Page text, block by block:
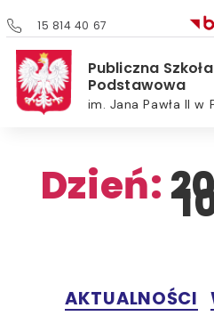
15 814 40 67
Publiczna Szkoła
Podstawowa
im. Jana Pawła II w
Dzień:
AKTUALNOŚCI